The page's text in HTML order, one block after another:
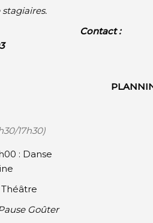
:
17h30)
: Danse
Théâtre
Goûter